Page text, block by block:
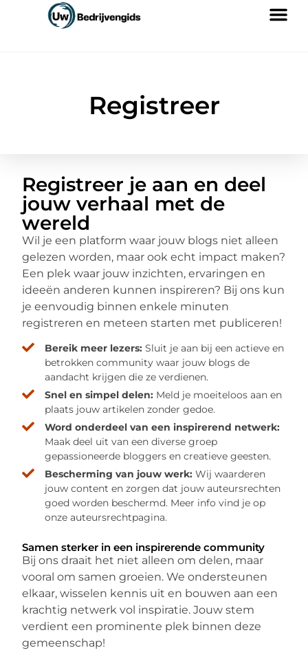
Registreer
Registreer je aan en deel
jouw verhaal met de
wereld
Wil je een platform waar jouw blogs niet alleen
gelezen worden, maar ook echt impact maken?
Een plek waar jouw inzichten, ervaringen en
ideeën anderen kunnen inspireren? Bij ons kun
je eenvoudig binnen enkele minuten
registreren en meteen starten met publiceren!
Bereik meer lezers:Sluit je aan bij een actieve en
betrokken community waar jouw blogs de
aandacht krijgen die ze verdienen.
Snel en simpel delen:Meld je moeiteloos aan en
plaats jouw artikelen zonder gedoe.
Word onderdeel van een inspirerend netwerk:
Maak deel uit van een diverse groep
gepassioneerde bloggers en creatieve geesten.
Bescherming van jouw werk:Wij waarderen
jouw content en zorgen dat jouw auteursrechten
goed worden beschermd. Meer info vind je op
onze auteursrechtpagina.
Samen sterker in een inspirerende community
Bij ons draait het niet alleen om delen, maar
vooral om samen groeien. We ondersteunen
elkaar, wisselen kennis uit en bouwen aan een
krachtig netwerk vol inspiratie. Jouw stem
verdient een prominente plek binnen deze
gemeenschap!